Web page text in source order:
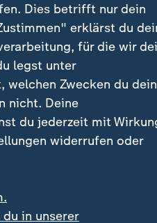
kann. "So
nicht, ob ich es
jedoch nicht von
Dies betrifft nur dein
erklärst du
für die wir
legst unter
Zwecken du
nicht. Deine
du jederzeit mit
widerrufen oder
in unserer